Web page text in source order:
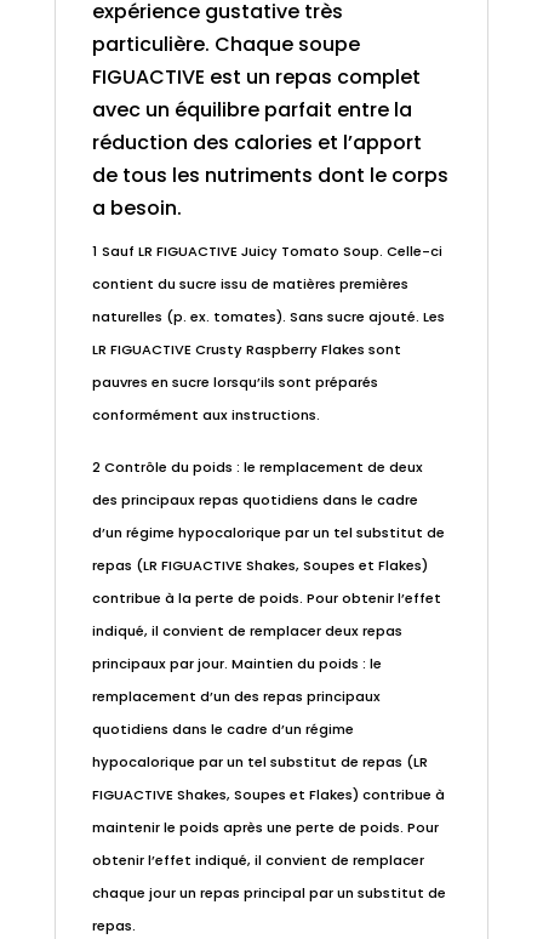
expérience gustative très
particulière. Chaque soupe
FIGUACTIVE est un repas complet
avec un équilibre parfait entre la
réduction des calories et l’apport
de tous les nutriments dont le corps
a besoin.
1 Sauf LR FIGUACTIVE Juicy Tomato Soup. Celle-ci
contient du sucre issu de matières premières
naturelles (p. ex. tomates). Sans sucre ajouté. Les
LR FIGUACTIVE Crusty Raspberry Flakes sont
pauvres en sucre lorsqu’ils sont préparés
conformément aux instructions.
2 Contrôle du poids : le remplacement de deux
des principaux repas quotidiens dans le cadre
d’un régime hypocalorique par un tel substitut de
repas (LR FIGUACTIVE Shakes, Soupes et Flakes)
contribue à la perte de poids. Pour obtenir l’effet
indiqué, il convient de remplacer deux repas
principaux par jour. Maintien du poids : le
remplacement d’un des repas principaux
quotidiens dans le cadre d’un régime
hypocalorique par un tel substitut de repas (LR
FIGUACTIVE Shakes, Soupes et Flakes) contribue à
maintenir le poids après une perte de poids. Pour
obtenir l’effet indiqué, il convient de remplacer
chaque jour un repas principal par un substitut de
repas.